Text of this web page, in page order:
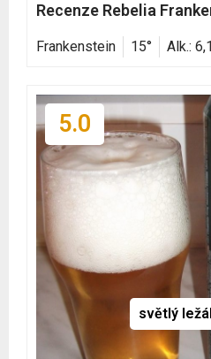
Recenze Rebelia
Frankenstein 15° Alk.:
světlý
5.0